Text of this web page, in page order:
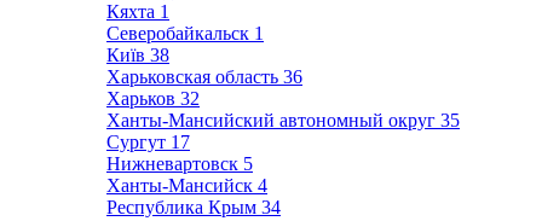
Кяхта 1
Северобайкальск 1
Київ 38
Харьковская область 36
Харьков 32
Ханты-Мансийский автономный округ 35
Сургут 17
Нижневартовск 5
Ханты-Мансийск 4
Республика Крым 34